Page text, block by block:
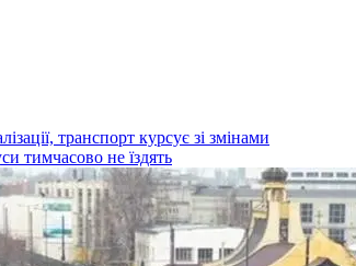
транспорт курсує зі змінами
тимчасово не їздять